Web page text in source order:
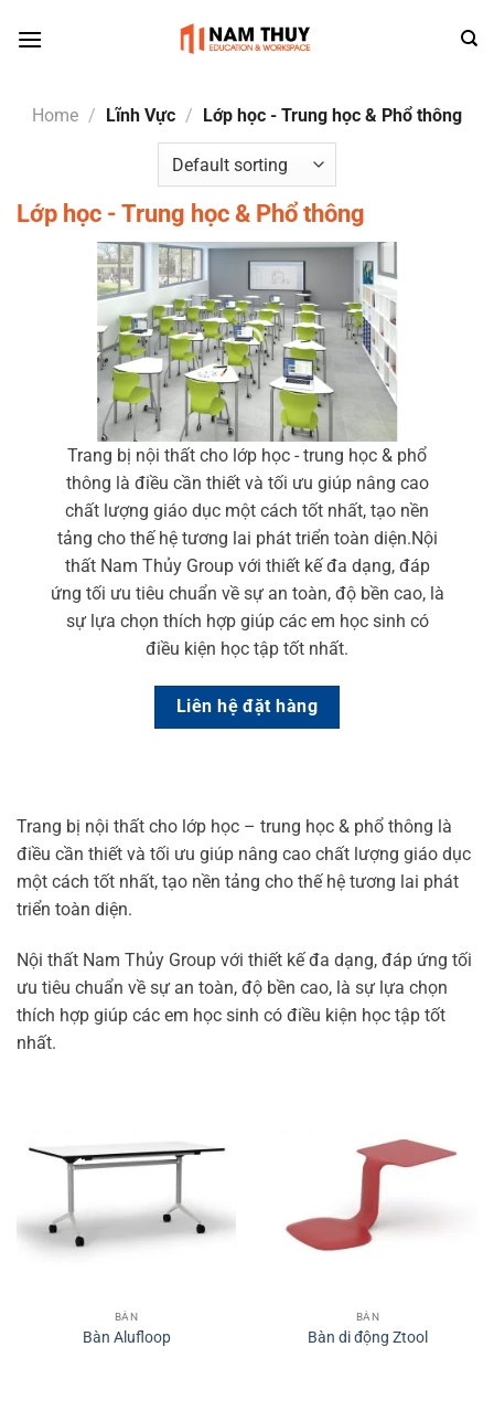
Home / Lĩnh Vực / Lớp học - Trung học & Phổ thông
Lớp học - Trung học & Phổ thông
Trang bị nội thất cho lớp học - trung học & phổ
thông là điều cần thiết và tối ưu giúp nâng cao
chất lượng giáo dục một cách tốt nhất, tạo nền
tảng cho thế hệ tương lai phát triển toàn diện.Nội
thất Nam Thủy Group với thiết kế đa dạng, đáp
ứng tối ưu tiêu chuẩn về sự an toàn, độ bền cao, là
sự lựa chọn thích hợp giúp các em học sinh có
điều kiện học tập tốt nhất.
Liên hệ đặt hàng
Trang bị nội thất cho lớp học – trung học & phổ thông là
điều cần thiết và tối ưu giúp nâng cao chất lượng giáo dục
một cách tốt nhất, tạo nền tảng cho thế hệ tương lai phát
triển toàn diện.
Nội thất Nam Thủy Group với thiết kế đa dạng, đáp ứng tối
ưu tiêu chuẩn về sự an toàn, độ bền cao, là sự lựa chọn
thích hợp giúp các em học sinh có điều kiện học tập tốt
nhất.
BÀN
Bàn Alufloop
BÀN
Bàn di động Ztool